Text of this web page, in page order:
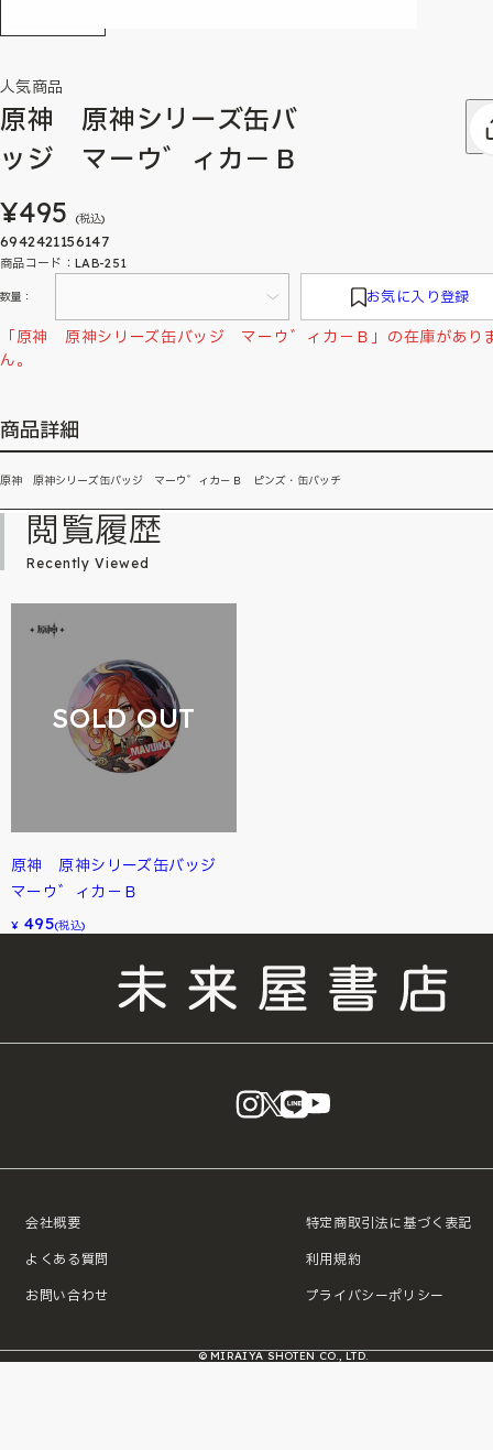
人気商品
原神 原神シリーズ缶バ
ッジ マーウ゛ィカ－Ｂ
¥495 (税込)
6942421156147
商品コード：LAB-251
数量： お気に入り登録
「原神 原神シリーズ缶バッジ マーウ゛ィカ－Ｂ」の在庫があり
ん。
商品詳細
原神 原神シリーズ缶バッジ マーウ゛ィカ－Ｂ ピンズ・缶バッチ
閲覧履歴
Recently Viewed
SOLD OUT
原神 原神シリーズ缶バッジ
マーウ゛ィカ－Ｂ
¥ 495(税込)
instagram
X LINE
会社概要
よくある質問
お問い合わせ
特定商取引法に基づく表記
利用規約
プライバシーポリシー
© MIRAIYA SHOTEN CO., LTD.